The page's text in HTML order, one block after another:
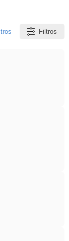
Filtros